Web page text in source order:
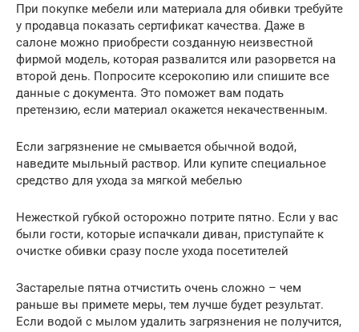
При покупке мебели или материала для обивки требуйте
у продавца показать сертификат качества. Даже в
салоне можно приобрести созданную неизвестной
фирмой модель, которая развалится или разорвется на
второй день. Попросите ксерокопию или спишите все
данные с документа. Это поможет вам подать
претензию, если материал окажется некачественным.
Если загрязнение не смывается обычной водой,
наведите мыльный раствор. Или купите специальное
средство для ухода за мягкой мебелью
Нежесткой губкой осторожно потрите пятно. Если у вас
были гости, которые испачкали диван, приступайте к
очистке обивки сразу после ухода посетителей
Застарелые пятна отчистить очень сложно – чем
раньше вы примете меры, тем лучше будет результат.
Если водой с мылом удалить загрязнения не получится,